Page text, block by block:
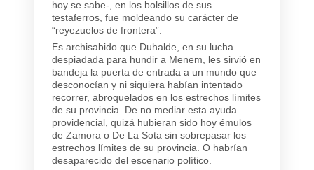
hoy se sabe-, en los bolsillos de sus
testaferros, fue moldeando su carácter de
“reyezuelos de frontera”.
Es archisabido que Duhalde, en su lucha
despiadada para hundir a Menem, les sirvió en
bandeja la puerta de entrada a un mundo que
desconocían y ni siquiera habían intentado
recorrer, abroquelados en los estrechos límites
de su provincia. De no mediar esta ayuda
providencial, quizá hubieran sido hoy émulos
de Zamora o De La Sota sin sobrepasar los
estrechos límites de su provincia. O habrían
desaparecido del escenario político.